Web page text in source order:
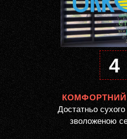
4
Достатньо
зволоженою